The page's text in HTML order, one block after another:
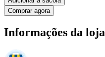
Comprar agora
Informações da loja